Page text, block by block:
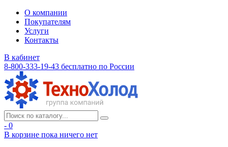
О компании
Покупателям
Услуги
Контакты
В кабинет
8-800-333-19-43 бесплатно по России
- 0
В корзине пока ничего нет